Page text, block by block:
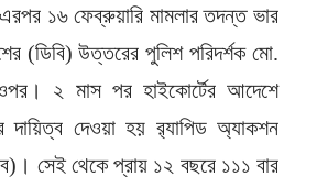
১৬ ফেব্রুয়ারি মামলার তদন্ত ভার
(ডিবি) উত্তরের পুলিশ পরিদর্শক মো.
২ মাস পর হাইকোর্টের আদেশে
দায়িত্ব দেওয়া হয় র‍্যাপিড অ্যাকশন
সেই থেকে প্রায় ১২ বছরে ১১১ বার